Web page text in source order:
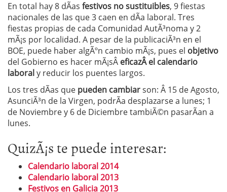
En total hay 8 dÃ­as festivos no sustituibles, 9 fiestas
nacionales de las que 3 caen en dÃ­a laboral. Tres
fiestas propias de cada Comunidad AutÃ³noma y 2
mÃ¡s por localidad. A pesar de la publicaciÃ³n en el
BOE, puede haber algÃºn cambio mÃ¡s, pues el objetivo
del Gobierno es hacer mÃ¡sÂ eficazÂ el calendario
laboraly reducir los puentes largos.
Los tres dÃ­as que pueden cambiarson: Â 15 de Agosto,
AsunciÃ³n de la Virgen, podrÃ­a desplazarse a lunes; 1
de Noviembre y 6 de Diciembre tambiÃ©n pasarÃ­an a
lunes.
QuizÃ¡s te puede interesar:
Calendario laboral 2014
Calendario laboral 2013
Festivos en Galicia 2013